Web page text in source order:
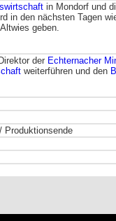
in Mondorf und
in den nächsten Tagen
geben.
der Echternacher
weiterführen und den
Produktionsende